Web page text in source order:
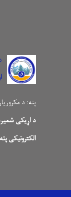
پته: د
د اړیکی
الکترونیکی